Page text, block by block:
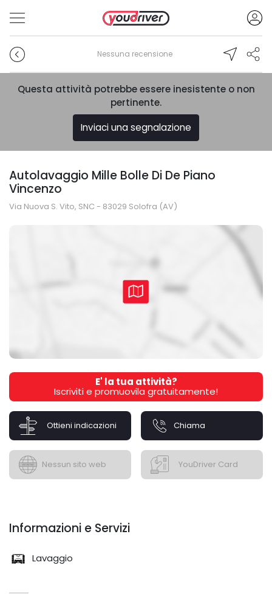
Nessuna recensione
Questa attività potrebbe essere inesistente o non
pertinente.
Inviaci una segnalazione
Autolavaggio Mille Bolle Di De Piano
Vincenzo
Via Nuova S. Vito, SNC - 83029 Solofra (AV)
E' la tua attività?
Iscriviti e promuovila gratuitamente!
Ottieni indicazioni Chiama
Nessun sito web YouDriver Card
Informazioni e Servizi
Lavaggio